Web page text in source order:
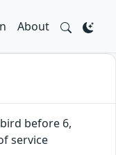
About
before 6,
service